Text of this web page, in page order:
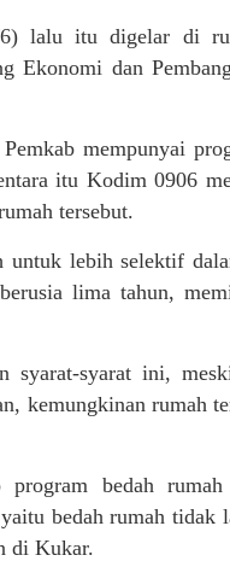
6) lalu itu digelar di
Ekonomi dan
mempunyai
itu Kodim 0906
tersebut.
lebih selektif
lima tahun,
syarat-syarat ini,
kemungkinan rumah
bedah
bedah rumah
di Kukar.